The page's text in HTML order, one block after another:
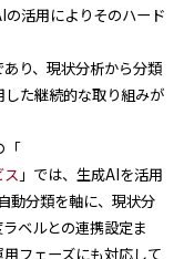
活用によりそのハード
り、現状分析から分類
た継続的な取り組みが
「
」では、生成AIを活用
動分類を軸に、現状分
ベルとの連携設定ま
フェーズにも対応して